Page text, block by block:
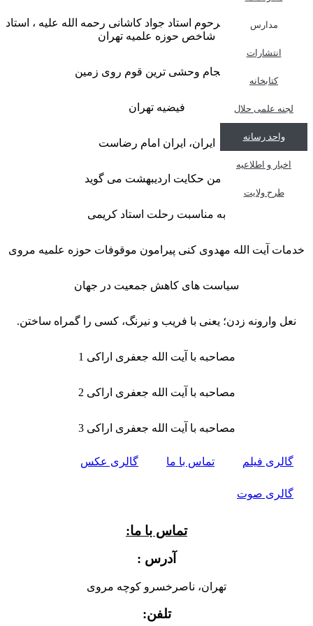
مدارس
انتشارات
کتابخانه
لجنه علمی حلال
واحد رسانه
اخبار و اطلاعیه
طرح ولایت
روایتی از زندگانی مرحوم استاد جواد کاشانی رحمه الله علیه ، استاد
شاخص حوزه علمیه تهران
سرانجام وحشی ترین قوم روی زمین
فیضیه تهران
ایران، ایران امام رضاست
چمن حکایت اردیبهشت می گوید
به مناسبت رحلت استاد کریمی
خدمات آیت الله مهدوی کنی پیرامون موقوفات حوزه علمیه مروی
سیاست های کاهش جمعیت در جهان
نعل وارونه زدن؛ یعنی با فریب و نیرنگ، کسی را گمراه ساختن.
مصاحبه با آیت الله جعفری اراکی 1
مصاحبه با آیت الله جعفری اراکی 2
مصاحبه با آیت الله جعفری اراکی 3
گالری فیلم تماس با ما گالری عکس
گالری صوت
تماس با ما:
آدرس :
تهران، ناصرخسرو کوچه مروی
تلفن: